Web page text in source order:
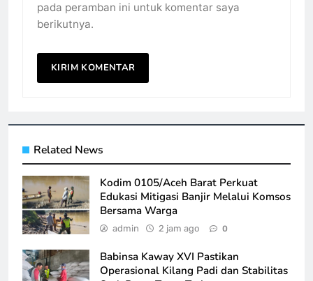
pada peramban ini untuk komentar saya
berikutnya.
Related News
Kodim 0105/Aceh Barat Perkuat
Edukasi Mitigasi Banjir Melalui Komsos
Bersama Warga
admin 2 jam ago 0
Babinsa Kaway XVI Pastikan
Operasional Kilang Padi dan Stabilitas